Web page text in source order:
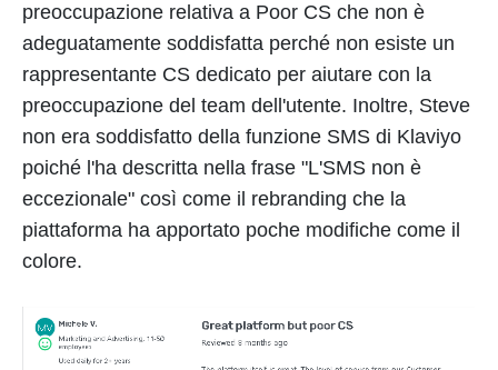
preoccupazione relativa a Poor CS che non è
adeguatamente soddisfatta perché non esiste un
rappresentante CS dedicato per aiutare con la
preoccupazione del team dell'utente. Inoltre, Steve
non era soddisfatto della funzione SMS di Klaviyo
poiché l'ha descritta nella frase "L'SMS non è
eccezionale" così come il rebranding che la
piattaforma ha apportato poche modifiche come il
colore.